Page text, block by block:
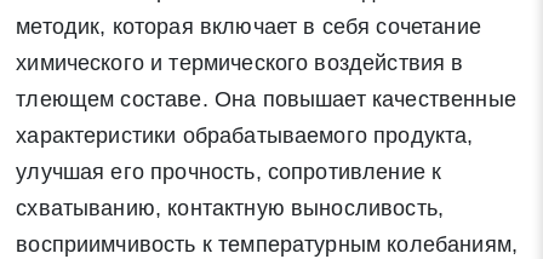
методик, которая включает в себя сочетание
химического и термического воздействия в
тлеющем составе. Она повышает качественные
характеристики обрабатываемого продукта,
улучшая его прочность, сопротивление к
схватыванию, контактную выносливость,
восприимчивость к температурным колебаниям,